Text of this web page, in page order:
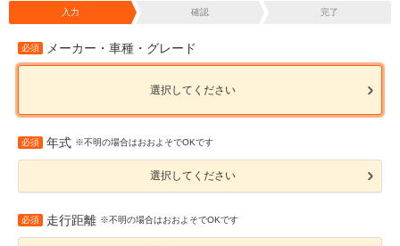
入力 確認 完了
必須 メーカー・車種・グレード
選択してください
必須 年式 ※不明の場合はおおよそでOKです
選択してください
必須 走行距離 ※不明の場合はおおよそでOKです